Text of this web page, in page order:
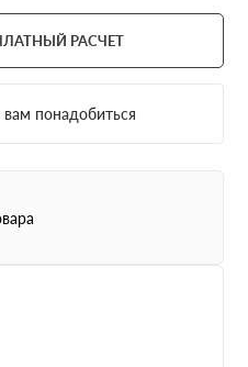
РАСЧЕТ
понадобиться